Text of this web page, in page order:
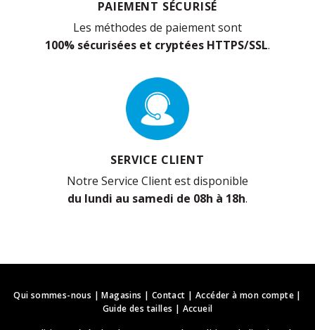
PAIEMENT SÉCURISÉ
Les méthodes de paiement sont
100% sécurisées et cryptées HTTPS/SSL.
SERVICE CLIENT
Notre Service Client est disponible
du lundi au samedi de 08h à 18h.
Qui sommes-nous |Magasins | Contact | Accéder à mon compte|
Guide des tailles | Accueil